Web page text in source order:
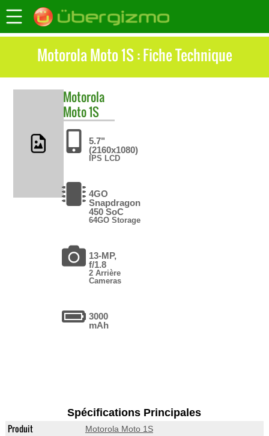
Motorola Moto 1S : Fiche Technique
Motorola
Moto 1S
5.7"
(2160x1080)
IPS LCD
4GO
Snapdragon
450 SoC
64GO Storage
13-MP,
f/1.8
2 Arrière
Cameras
3000
mAh
Spécifications Principales
Produit Motorola Moto 1S